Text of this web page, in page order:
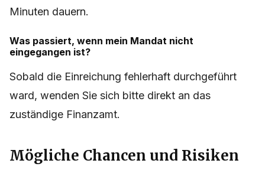
Minuten dauern.
Was passiert, wenn mein Mandat nicht
eingegangen ist?
Sobald die Einreichung fehlerhaft durchgeführt
ward, wenden Sie sich bitte direkt an das
zuständige Finanzamt.
Mögliche Chancen und Risiken